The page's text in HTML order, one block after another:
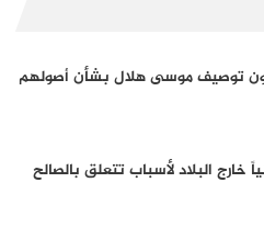
توصيف موسى هلال بشأن أصولهم
خارج البلاد لأسباب تتعلق بالصالح